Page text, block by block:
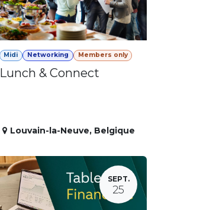
Midi Networking Members only
Lunch & Connect
Louvain-la-Neuve, Belgique
SEPT.
25